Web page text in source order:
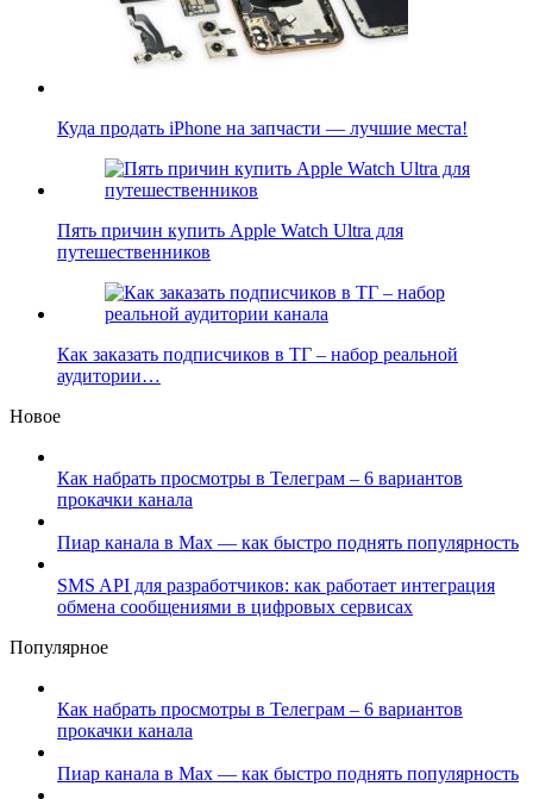
Куда продать iPhone на запчасти — лучшие места!
Пять причин купить Apple Watch Ultra для
путешественников
Как заказать подписчиков в ТГ – набор реальной
аудитории…
Новое
Как набрать просмотры в Телеграм – 6 вариантов
прокачки канала
Пиар канала в Max — как быстро поднять популярность
SMS API для разработчиков: как работает интеграция
обмена сообщениями в цифровых сервисах
Популярное
Как набрать просмотры в Телеграм – 6 вариантов
прокачки канала
Пиар канала в Max — как быстро поднять популярность